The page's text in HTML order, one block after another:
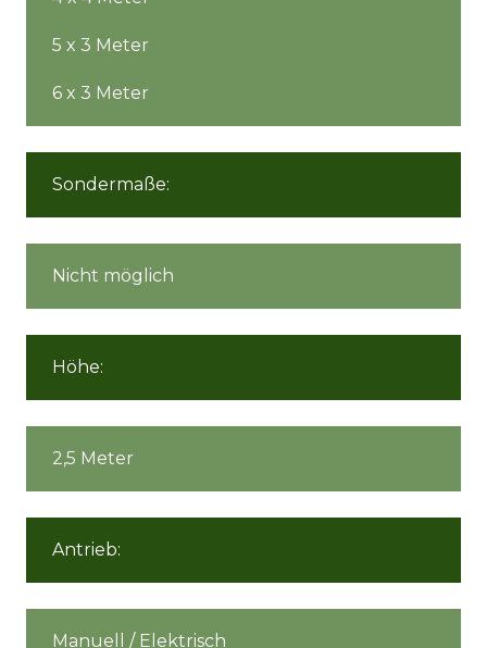
5 x 3 Meter
6 x 3 Meter
Sondermaße:
Nicht möglich
Höhe:
2,5 Meter
Antrieb:
Manuell / Elektrisch